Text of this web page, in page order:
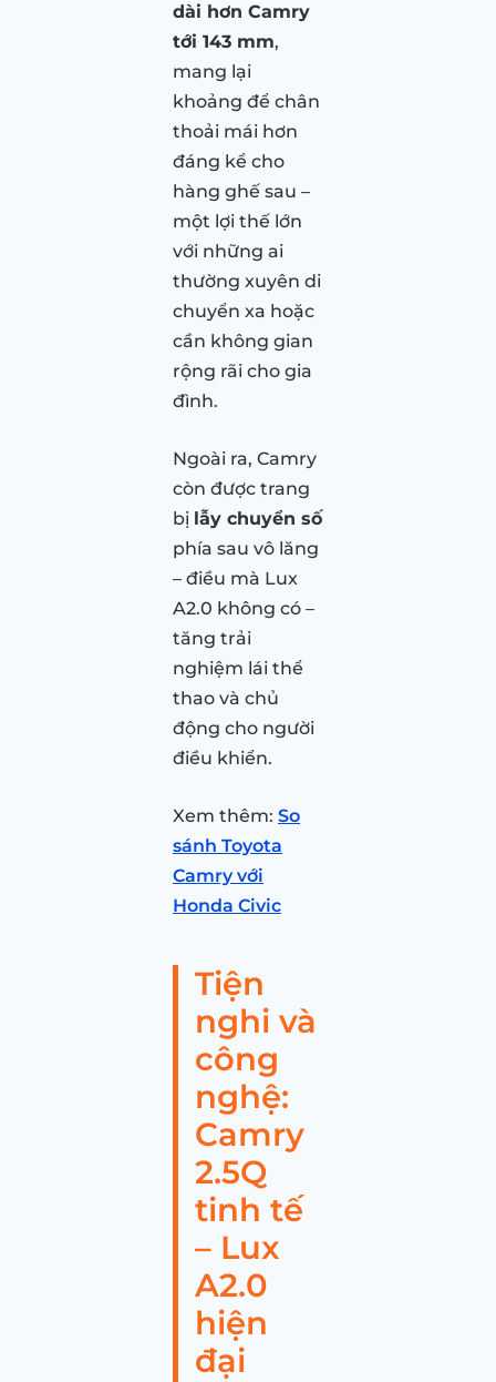
dài hơn Camry
tới 143 mm,
mang lại
khoảng để chân
thoải mái hơn
đáng kể cho
hàng ghế sau –
một lợi thế lớn
với những ai
thường xuyên di
chuyển xa hoặc
cần không gian
rộng rãi cho gia
đình.
Ngoài ra, Camry
còn được trang
bị lẫy chuyển số
phía sau vô lăng
– điều mà Lux
A2.0 không có –
tăng trải
nghiệm lái thể
thao và chủ
động cho người
điều khiển.
Xem thêm: So
sánh Toyota
Camry với
Honda Civic
Tiện
nghi và
công
nghệ:
Camry
2.5Q
tinh tế
– Lux
A2.0
hiện
đại